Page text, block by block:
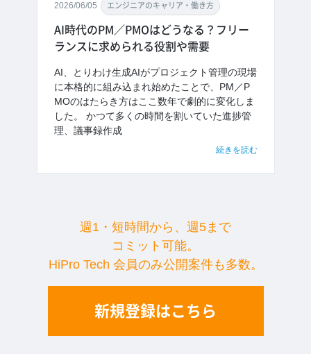
2026/06/05 エンジニアのキャリア・働き方
AI時代のPM／PMOはどうなる？フリー
ランスに求められる役割や需要
AI、とりわけ生成AIがプロジェクト管理の現場
に本格的に組み込まれ始めたことで、PM／P
MOのはたらき方はここ数年で劇的に変化しま
した。 かつて多くの時間を割いていた進捗管
理、議事録作成
続きを読む
週1・短時間から、週5まで
コミット可能。
HiPro Tech 会員のみ公開案件も多数。
新規登録はこちら